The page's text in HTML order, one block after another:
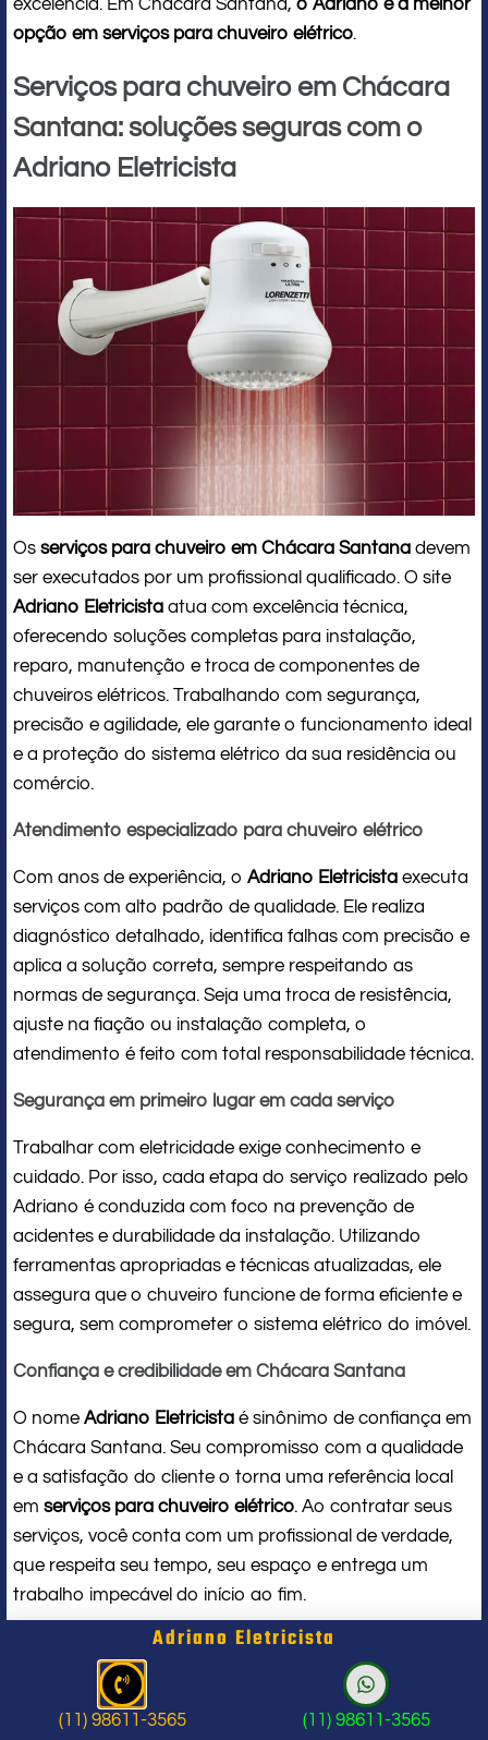
excelência. Em Chácara Santana, o Adriano é a melhor
opção em serviços para chuveiro elétrico.
Serviços para chuveiro em Chácara
Santana: soluções seguras com o
Adriano Eletricista
Os serviços para chuveiro em Chácara Santana devem
ser executados por um profissional qualificado. O site
Adriano Eletricista atua com excelência técnica,
oferecendo soluções completas para instalação,
reparo, manutenção e troca de componentes de
chuveiros elétricos. Trabalhando com segurança,
precisão e agilidade, ele garante o funcionamento ideal
e a proteção do sistema elétrico da sua residência ou
comércio.
Atendimento especializado para chuveiro elétrico
Com anos de experiência, o Adriano Eletricista executa
serviços com alto padrão de qualidade. Ele realiza
diagnóstico detalhado, identifica falhas com precisão e
aplica a solução correta, sempre respeitando as
normas de segurança. Seja uma troca de resistência,
ajuste na fiação ou instalação completa, o
atendimento é feito com total responsabilidade técnica.
Segurança em primeiro lugar em cada serviço
Trabalhar com eletricidade exige conhecimento e
cuidado. Por isso, cada etapa do serviço realizado pelo
Adriano é conduzida com foco na prevenção de
acidentes e durabilidade da instalação. Utilizando
ferramentas apropriadas e técnicas atualizadas, ele
assegura que o chuveiro funcione de forma eficiente e
segura, sem comprometer o sistema elétrico do imóvel.
Confiança e credibilidade em Chácara Santana
O nome Adriano Eletricista é sinônimo de confiança em
Chácara Santana. Seu compromisso com a qualidade
e a satisfação do cliente o torna uma referência local
em serviços para chuveiro elétrico. Ao contratar seus
serviços, você conta com um profissional de verdade,
que respeita seu tempo, seu espaço e entrega um
trabalho impecável do início ao fim.
Problema com chuveiro: sinais que
indicam a hora de chamar um
profissional
Adriano Eletricista
(11) 98611-3565 (11) 98611-3565